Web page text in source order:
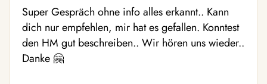
Super Gespräch ohne info alles erkannt.. Kann
dich nur empfehlen, mir hat es gefallen. Konntest
den HM gut beschreiben.. Wir hören uns wieder..
Danke 🤗